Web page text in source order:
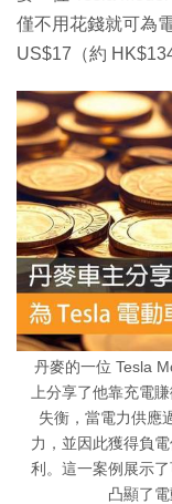
僅不用花錢就可為
US$17（約
丹麥的一位 Tesla
上分享了他靠充電
失衡，當電力供應
力，並因此獲得負
利。這一案例展示
凸顯了